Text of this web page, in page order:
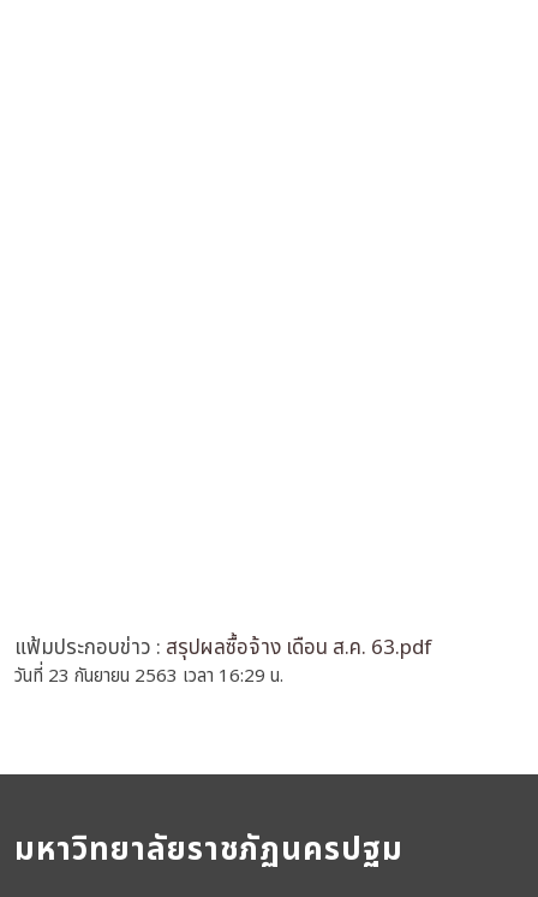
แฟ้มประกอบข่าว : สรุปผลซื้อจ้าง เดือน ส.ค. 63.pdf
วันที่ 23 กันยายน 2563 เวลา 16:29 น.
มหาวิทยาลัยราชภัฏนครปฐม